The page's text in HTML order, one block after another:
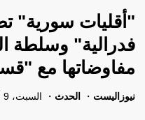
"أقليات سورية"
فدرالية" وسلطة
مفاوضاتها مع
نيوزاليست الحدث السبت، 9 أغسطس 2025